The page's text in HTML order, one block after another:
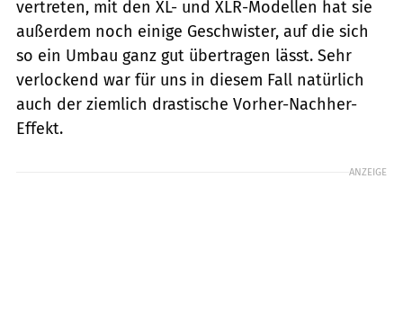
vertreten, mit den XL- und XLR-Modellen hat sie
außerdem noch einige Geschwister, auf die sich
so ein Umbau ganz gut übertragen lässt. Sehr
verlockend war für uns in diesem Fall natürlich
auch der ziemlich drastische Vorher-Nachher-
Effekt.
ANZEIGE